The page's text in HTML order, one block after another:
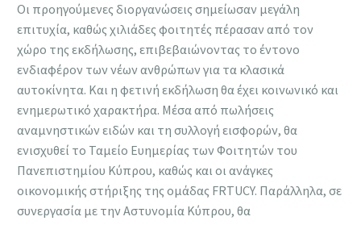
Οι προηγούμενες διοργανώσεις σημείωσαν μεγάλη
επιτυχία, καθώς χιλιάδες φοιτητές πέρασαν από τον
χώρο της εκδήλωσης, επιβεβαιώνοντας το έντονο
ενδιαφέρον των νέων ανθρώπων για τα κλασικά
αυτοκίνητα. Και η φετινή εκδήλωση θα έχει κοινωνικό και
ενημερωτικό χαρακτήρα. Μέσα από πωλήσεις
αναμνηστικών ειδών και τη συλλογή εισφορών, θα
ενισχυθεί το Ταμείο Ευημερίας των Φοιτητών του
Πανεπιστημίου Κύπρου, καθώς και οι ανάγκες
οικονομικής στήριξης της ομάδας FRTUCY. Παράλληλα, σε
συνεργασία με την Αστυνομία Κύπρου, θα